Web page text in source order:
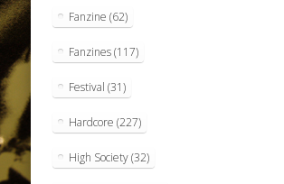
Fanzine (62)
Fanzines(117)
Festival (31)
Hardcore (227)
High Society(32)